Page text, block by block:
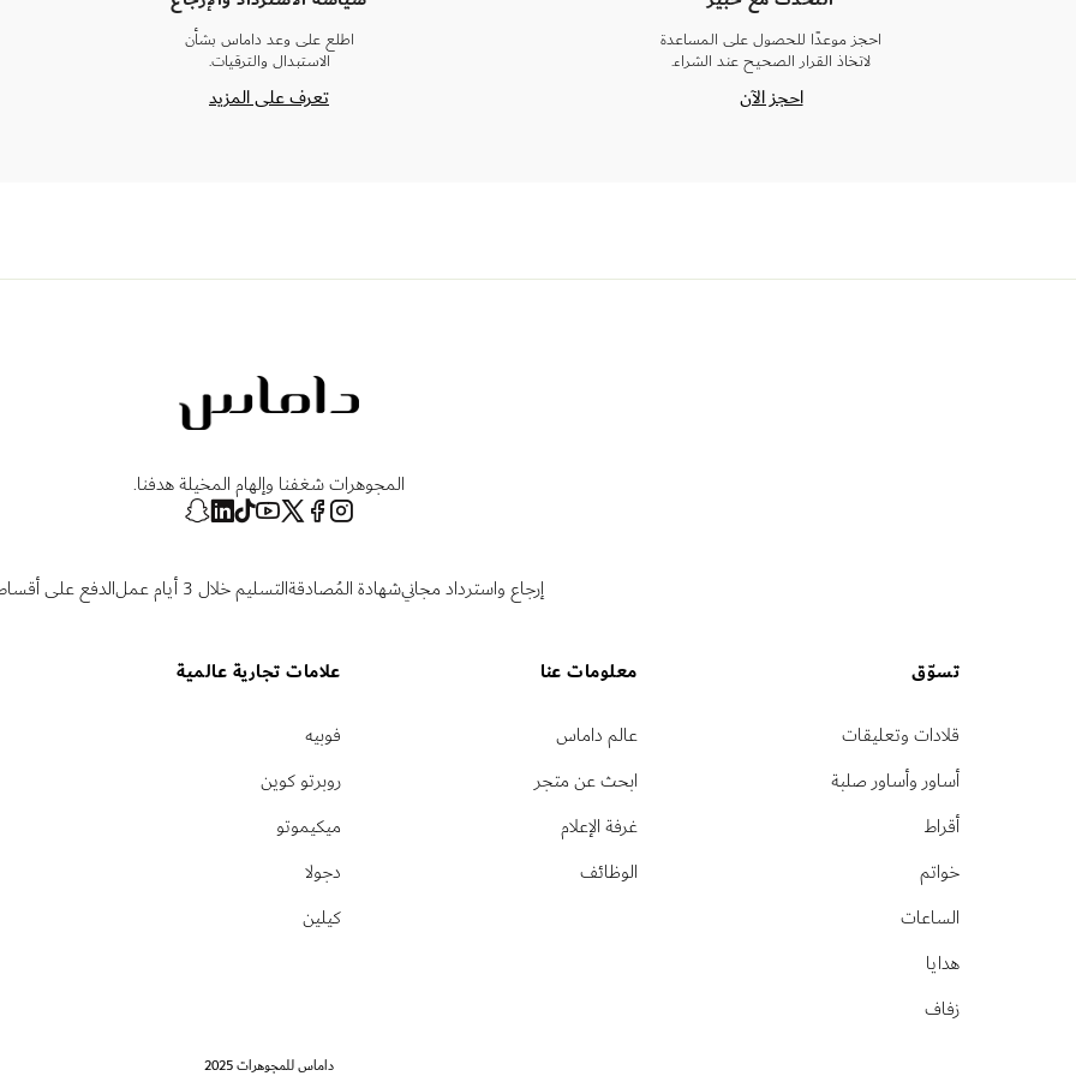
احجز موعدًا للحصول على المساعدة
لاتخاذ القرار الصحيح عند الشراء.
احجز الآن
اطلع على وعد داماس بشأن
الاستبدال والترقيات.
تعرف على المزيد
المجوهرات شغفنا وإلهام المخيلة هدفنا.
إرجاع واسترداد مجانيشهادة المُصادقةالتسليم خلال 3 أيام عمل الدفع على
تسوّق
قلادات وتعليقات
أساور وأساور صلبة
أقراط
خواتم
الساعات
هدايا
زفاف
معلومات عنا
عالم داماس
ابحث عن متجر
غرفة الإعلام
الوظائف
علامات تجارية عالمية
فوبيه
روبرتو كوين
ميكيموتو
دجولا
كيلين
داماس للمجوهرات 2025